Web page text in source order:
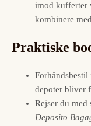
imod kufferter
kombinere
Praktiske
depoter bliver
Rejser du
Deposito